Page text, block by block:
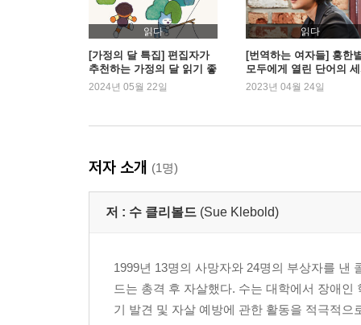
13 자살로 가는 길 (3학년 때) 281
14 폭력으로 가는 길 (4학년 때) 333
15 부수적 피해 383
16 새로운 인식 387
17 선서증언 407
감사의 말 446
주 452
자료 462
읽다
[가정의 달 특집] 편집자가
추천하는 가정의 달 읽기 좋
은 책
2024년 05월 22일
읽다
[번역하는 여자들] 홍한
모두에게 열린 단어의
2023년 04월 24일
저자 소개 (1명)
저 : 수 클리볼드 (Sue Klebold)
1999년 13명의 사망자와 24명의 부상자를 낸
드는 총격 후 자살했다. 수는 대학에서 장애
기 발견 및 자살 예방에 관한 활동을 적극적으